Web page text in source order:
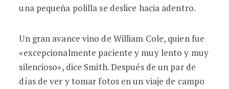
una pequeña polilla se deslice hacia adentro.
Un gran avance vino de William Cole, quien fue
«excepcionalmente paciente y muy lento y muy
silencioso», dice Smith. Después de un par de
días de ver y tomar fotos en un viaje de campo